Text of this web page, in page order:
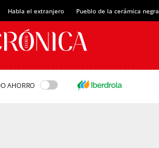
Habla el extranjero Pueblo de la cerámica negra
AHORRO